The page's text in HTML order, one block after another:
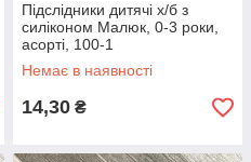
Підслідники дитячі х/б з
силіконом Малюк, 0-3 роки,
асорті, 100-1
Немає в наявності
14,30 ₴